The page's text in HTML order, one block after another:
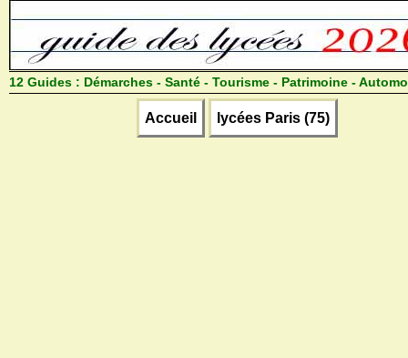
12 Guides : Démarches - Santé - Tourisme - Patrimoine -
Accueil lycées Paris (75)